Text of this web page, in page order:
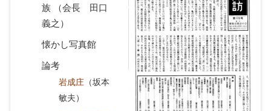
族 （会長 田口
義之）
懐かし写真館
論考
岩成庄 （坂本
敏夫）